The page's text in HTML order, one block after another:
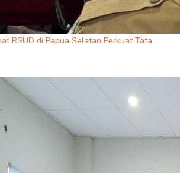
RSUD di Papua Selatan Perkuat Tata